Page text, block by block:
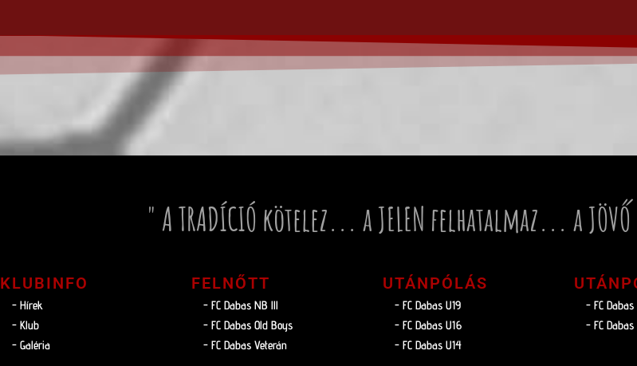
" A TRADÍCIÓ kötelez... a JELEN felhatalmaz... a
KLUBINFO
- Hírek
- Klub
- Galéria
FELNŐTT
- FC Dabas NB lll
- FC Dabas Old Boys
- FC Dabas Veterán
UTÁNPÓLÁS
- FC Dabas U19
- FC Dabas U16
- FC Dabas U14
- FC Dabas
- FC Dabas